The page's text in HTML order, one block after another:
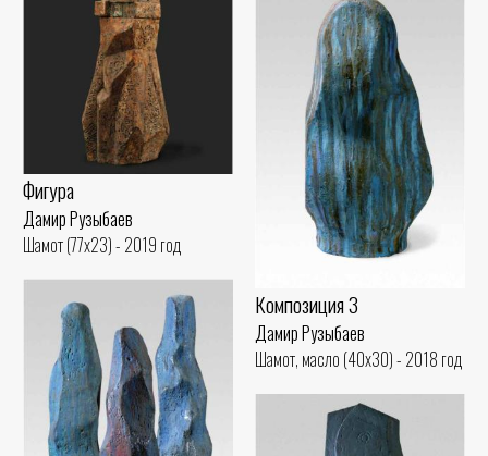
Фигура
Дамир Рузыбаев
Шамот (77x23) - 2019 год
Композиция 3
Дамир Рузыбаев
Шамот, масло (40x30) - 2018 год